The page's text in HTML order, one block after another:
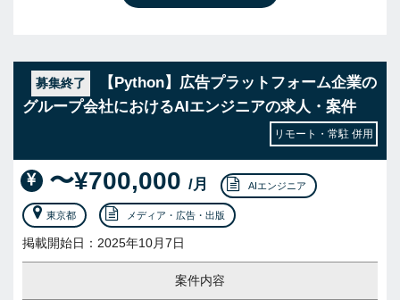
募集終了
【Python】広告プラットフォーム企業の
グループ会社におけるAIエンジニアの求人・案件
リモート・常駐 併用
〜¥700,000 /月 AIエンジニア
東京都 メディア・広告・出版
掲載開始日：2025年10月7日
案件内容